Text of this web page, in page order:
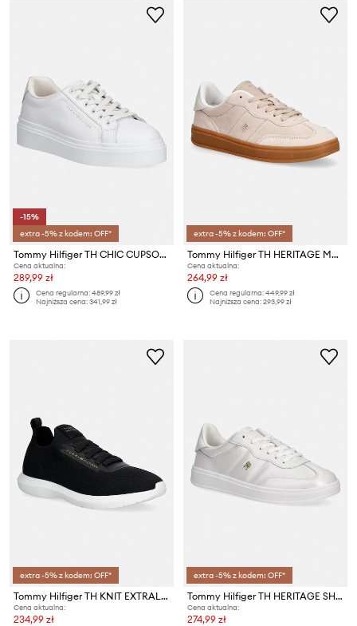
-15%
extra -5% z kodem: OFF*
Tommy Hilfiger TH CHIC CUPSOLE PLATFORM sneakersy damskie skórzane
Cena aktualna:
289,99 zł
Cena regularna:489,99 zł
Najniższa cena:341,99 zł
extra -5% z kodem: OFF*
Tommy Hilfiger TH HERITAGE MONOGRAM SNEAKER sneakersy damskie zamszowe
Cena aktualna:
264,99 zł
Cena regularna:449,99 zł
Najniższa cena:293,99 zł
extra -5% z kodem: OFF*
Tommy Hilfiger TH KNIT EXTRALIGHT RUNNER sneakersy damskie
Cena aktualna:
234,99 zł
extra -5% z kodem: OFF*
Tommy Hilfiger TH HERITAGE SHINY SNEAKER sneakersy damskie skórzane
Cena aktualna:
274,99 zł